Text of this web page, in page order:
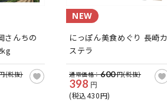
さんちの
(税抜)
NEW
にっぽん美食めぐり 長崎カ
ステラ
通常価格：600円(税抜)
398 円
(税込430円)